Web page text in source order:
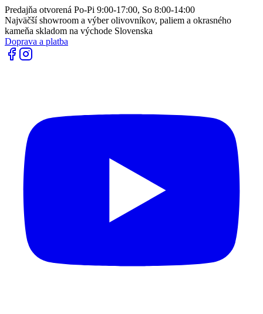
Predajňa otvorená Po-Pi 9:00-17:00, So 8:00-14:00
Najväčší showroom a výber olivovníkov, paliem a okrasného
kameňa skladom na východe Slovenska
Doprava a platba